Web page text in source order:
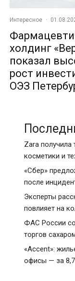
Интересное ·
холдинг
показал
рост
ОЭЗ
Zara
косметики и
«Сбер»
после
Эксперты
повлияет на
ФАС России
торгов
«Accent»:
офисы — за